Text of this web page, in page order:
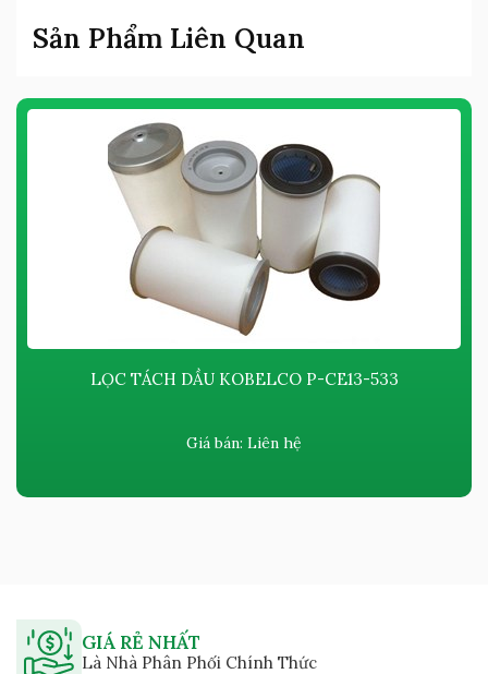
Sản Phẩm Liên Quan
LỌC TÁCH DẦU KOBELCO P-CE13-533
Giá bán: Liên hệ
GIÁ RẺ NHẤT
Là Nhà Phân Phối Chính Thức